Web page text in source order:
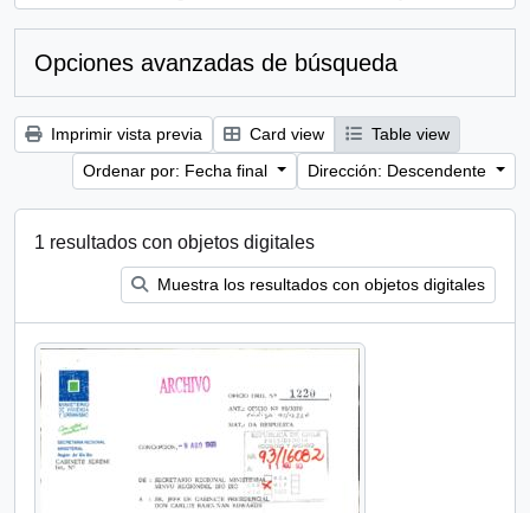
Opciones avanzadas de búsqueda
Imprimir vista previa Card view
Table view
Ordenar por: Fecha final
Dirección: Descendente
1 resultados con objetos digitales
Muestra los resultados con objetos digitales